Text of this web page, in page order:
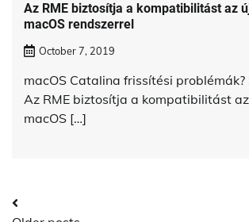
Az RME biztosítja a kompatibilitást az
macOS rendszerrel
October 7, 2019
macOS Catalina frissítési problémák?
Az RME biztosítja a kompatibilitást
macOS […]
Posts